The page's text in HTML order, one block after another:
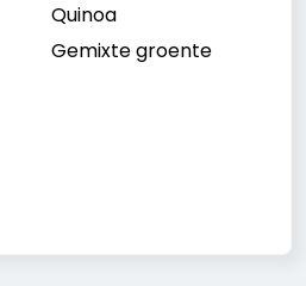
Quinoa
Gemixte groente